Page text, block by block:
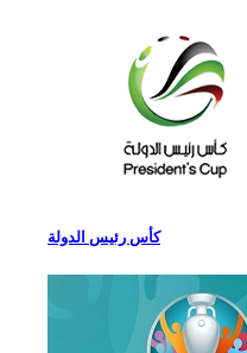
كأس رئيس الدولة